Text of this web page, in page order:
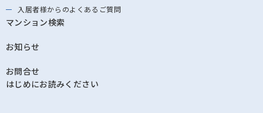
入居者様からのよくあるご質問
マンション検索
お知らせ
お問合せ
はじめにお読みください